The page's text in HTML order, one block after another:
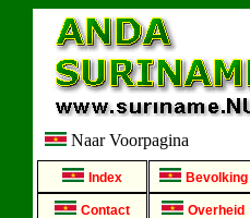
Naar Voorpagina
Index Bevolking
Contact Overheid